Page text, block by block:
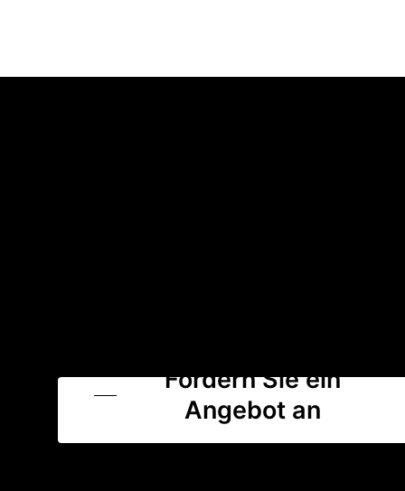
Fordern Sie ein
Angebot an